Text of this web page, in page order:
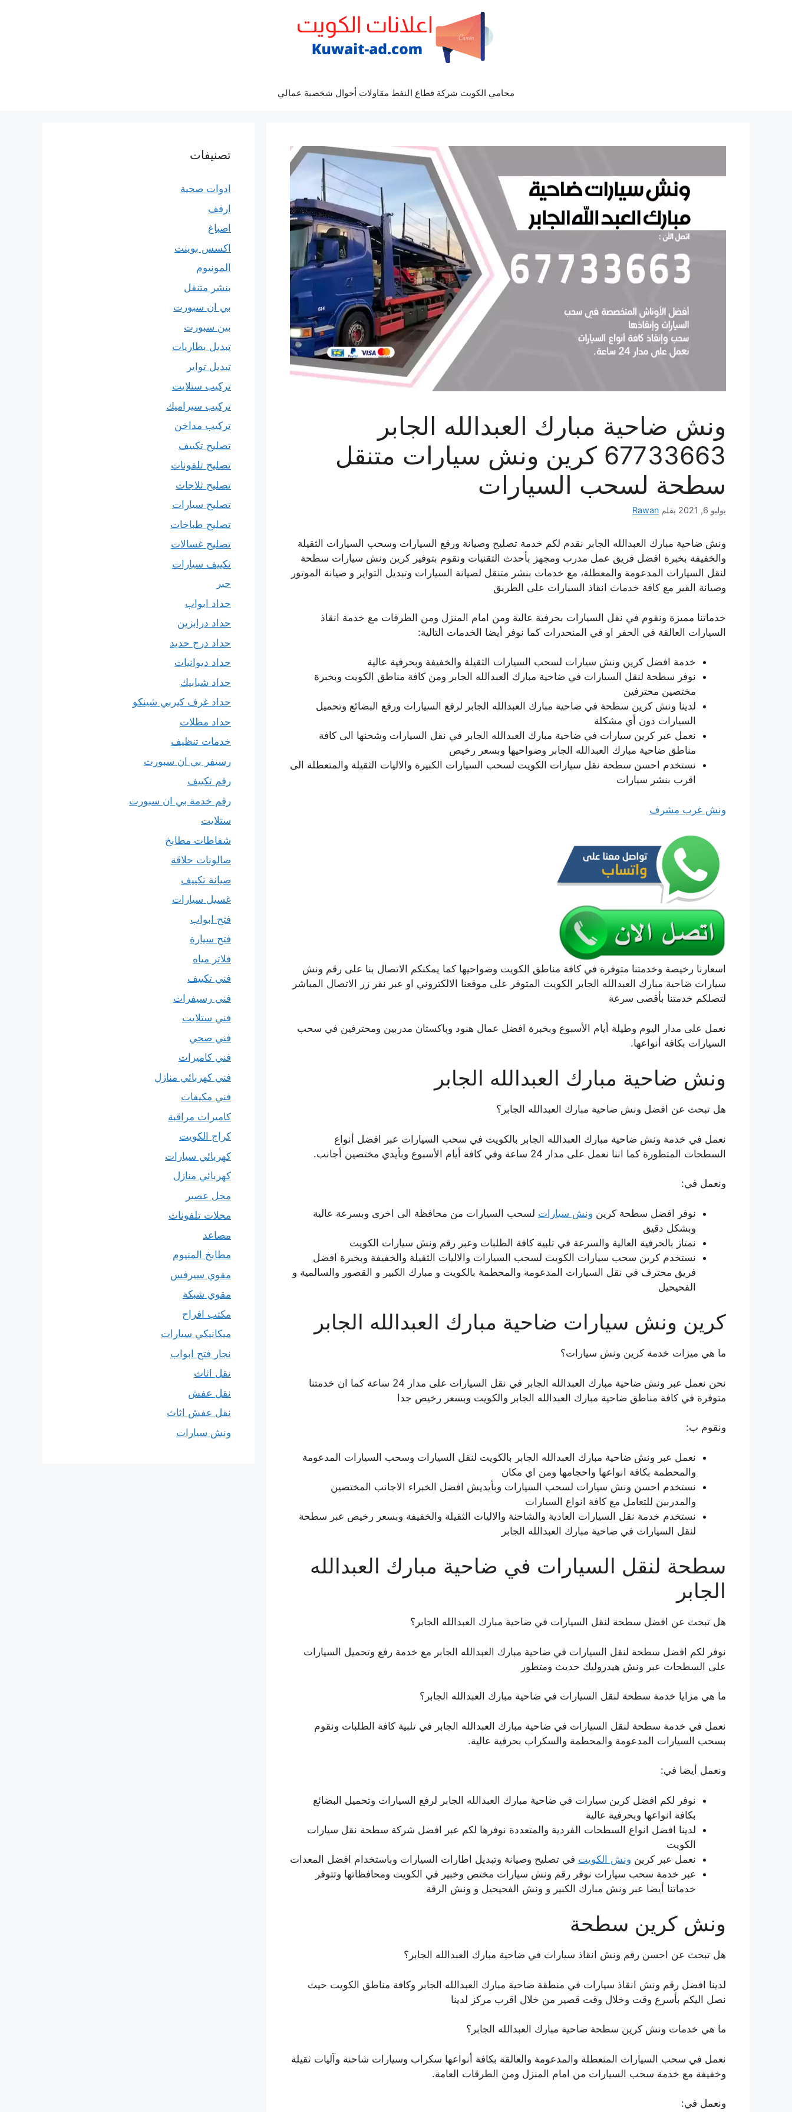
محامي الكويت شركة قطاع النفط مقاولات أحوال شخصية عمالي
ونش ضاحية مبارك العبدالله الجابر
67733663 كرين ونش سيارات متنقل
سطحة لسحب السيارات
يوليو 6, 2021 بقلم Rawan
ونش ضاحية مبارك العبدالله الجابر نقدم لكم خدمة تصليح وصيانة ورفع السيارات وسحب السيارات الثقيلة
والخفيفة بخبرة افضل فريق عمل مدرب ومجهز بأحدث التقنيات ونقوم بتوفير كرين ونش سيارات سطحة
لنقل السيارات المدعومة والمعطلة، مع خدمات بنشر متنقل لصيانة السيارات وتبديل التواير و صيانة الموتور
وصيانة القير مع كافة خدمات انقاذ السيارات على الطريق
خدماتنا مميزة ونقوم في نقل السيارات بحرفية عالية ومن امام المنزل ومن الطرقات مع خدمة انقاذ
السيارات العالقة في الحفر او في المنحدرات كما نوفر أيضا الخدمات التالية:
خدمة افضل كرين ونش سيارات لسحب السيارات الثقيلة والخفيفة وبحرفية عالية
نوفر سطحة لنقل السيارات في ضاحية مبارك العبدالله الجابر ومن كافة مناطق الكويت وبخبرة
مختصين محترفين
لدينا ونش كرين سطحة في ضاحية مبارك العبدالله الجابر لرفع السيارات ورفع البضائع وتحميل
السيارات دون أي مشكلة
نعمل عبر كرين سيارات في ضاحية مبارك العبدالله الجابر في نقل السيارات وشحنها الى كافة
مناطق ضاحية مبارك العبدالله الجابر وضواحيها وبسعر رخيص
نستخدم احسن سطحة نقل سيارات الكويت لسحب السيارات الكبيرة والاليات الثقيلة والمتعطلة الى
اقرب بنشر سيارات
ونش غرب مشرف
اسعارنا رخيصة وخدمتنا متوفرة في كافة مناطق الكويت وضواحيها كما يمكنكم الاتصال بنا على رقم ونش
سيارات ضاحية مبارك العبدالله الجابر الكويت المتوفر على موقعنا الالكتروني او عبر نقر زر الاتصال المباشر
لتصلكم خدمتنا بأقصى سرعة
نعمل على مدار اليوم وطيلة أيام الأسبوع وبخبرة افضل عمال هنود وباكستان مدربين ومحترفين في سحب
السيارات بكافة أنواعها.
ونش ضاحية مبارك العبدالله الجابر
هل تبحث عن افضل ونش ضاحية مبارك العبدالله الجابر؟
نعمل في خدمة ونش ضاحية مبارك العبدالله الجابر بالكويت في سحب السيارات عبر افضل أنواع
السطحات المتطورة كما اننا نعمل على مدار 24 ساعة وفي كافة أيام الأسبوع وبأيدي مختصين أجانب.
ونعمل في:
نوفر افضل سطحة كرين ونش سيارات لسحب السيارات من محافظة الى اخرى وبسرعة عالية
وبشكل دقيق
نمتاز بالحرفية العالية والسرعة في تلبية كافة الطلبات وعبر رقم ونش سيارات الكويت
نستخدم كرين سحب سيارات الكويت لسحب السيارات والاليات الثقيلة والخفيفة وبخبرة افضل
فريق محترف في نقل السيارات المدعومة والمحطمة بالكويت و مبارك الكبير و القصور والسالمية و
الفحيحيل
كرين ونش سيارات ضاحية مبارك العبدالله الجابر
ما هي ميزات خدمة كرين ونش سيارات؟
نحن نعمل عبر ونش ضاحية مبارك العبدالله الجابر في نقل السيارات على مدار 24 ساعة كما ان خدمتنا
متوفرة في كافة مناطق ضاحية مبارك العبدالله الجابر والكويت وبسعر رخيص جدا
ونقوم ب:
نعمل عبر ونش ضاحية مبارك العبدالله الجابر بالكويت لنقل السيارات وسحب السيارات المدعومة
والمحطمة بكافة انواعها واحجامها ومن اي مكان
نستخدم احسن ونش سيارات لسحب السيارات وبأيديش افضل الخبراء الاجانب المختصين
والمدربين للتعامل مع كافة انواع السيارات
نستخدم خدمة نقل السيارات العادية والشاحنة والاليات الثقيلة والخفيفة وبسعر رخيص عبر سطحة
لنقل السيارات في ضاحية مبارك العبدالله الجابر
سطحة لنقل السيارات في ضاحية مبارك العبدالله
الجابر
هل تبحث عن افضل سطحة لنقل السيارات في ضاحية مبارك العبدالله الجابر؟
نوفر لكم افضل سطحة لنقل السيارات في ضاحية مبارك العبدالله الجابر مع خدمة رفع وتحميل السيارات
على السطحات عبر ونش هيدروليك حديث ومتطور
ما هي مزايا خدمة سطحة لنقل السيارات في ضاحية مبارك العبدالله الجابر؟
نعمل في خدمة سطحة لنقل السيارات في ضاحية مبارك العبدالله الجابر في تلبية كافة الطلبات ونقوم
بسحب السيارات المدعومة والمحطمة والسكراب بحرفية عالية.
ونعمل أيضا في:
نوفر لكم افضل كرين سيارات في ضاحية مبارك العبدالله الجابر لرفع السيارات وتحميل البضائع
بكافة انواعها وبحرفية عالية
لدينا افضل انواع السطحات الفردية والمتعددة نوفرها لكم عبر افضل شركة سطحة نقل سيارات
الكويت
نعمل عبر كرين ونش الكويت في تصليح وصيانة وتبديل اطارات السيارات وباستخدام افضل المعدات
عبر خدمة سحب سيارات نوفر رقم ونش سيارات مختص وخبير في الكويت ومحافظاتها وتتوفر
خدماتنا أيضا عبر ونش مبارك الكبير و ونش الفحيحيل و ونش الرقة
ونش كرين سطحة
هل تبحث عن احسن رقم ونش انقاذ سيارات في ضاحية مبارك العبدالله الجابر؟
لدينا افضل رقم ونش انقاذ سيارات في منطقة ضاحية مبارك العبدالله الجابر وكافة مناطق الكويت حيث
نصل اليكم بأسرع وقت وخلال وقت قصير من خلال اقرب مركز لدينا
ما هي خدمات ونش كرين سطحة ضاحية مبارك العبدالله الجابر؟
نعمل في سحب السيارات المتعطلة والمدعومة والعالقة بكافة أنواعها سكراب وسيارات شاحنة وآليات ثقيلة
وخفيفة مع خدمة سحب السيارات من امام المنزل ومن الطرقات العامة.
ونعمل في:
تصنيفات
ادوات صحية
ارفف
اصباغ
اكسس بوينت
المونيوم
بنشر متنقل
بي ان سبورت
بين سبورت
تبديل بطاريات
تبديل تواير
تركيب ستلايت
تركيب سيراميك
تركيب مداخن
تصليح تكييف
تصليح تلفونات
تصليح ثلاجات
تصليح سيارات
تصليح طباخات
تصليح غسالات
تكييف سيارات
حبر
حداد ابواب
حداد درابزين
حداد درج حديد
حداد ديوانيات
حداد شبابيك
حداد غرف كيربي شينكو
حداد مظلات
خدمات تنظيف
رسيفر بي ان سبورت
رقم تكييف
رقم خدمة بي ان سبورت
ستلايت
شفاطات مطابخ
صالونات حلاقة
صيانة تكييف
غسيل سيارات
فتح ابواب
فتح سيارة
فلاتر مياه
فني تكييف
فني رسيفرات
فني ستلايت
فني صحي
فني كاميرات
فني كهربائي منازل
فني مكيفات
كاميرات مراقبة
كراج الكويت
كهربائي سيارات
كهربائي منازل
محل عصير
محلات تلفونات
مصاعد
مطابخ المنيوم
مقوي سيرفس
مقوي شبكة
مكتب افراح
ميكانيكي سيارات
نجار فتح ابواب
نقل اثاث
نقل عفش
نقل عفش اثاث
ونش سيارات